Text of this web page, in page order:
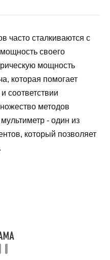
часто сталкиваются с
своего
мощность
которая помогает
соответствии
методов
- один из
который позволяет